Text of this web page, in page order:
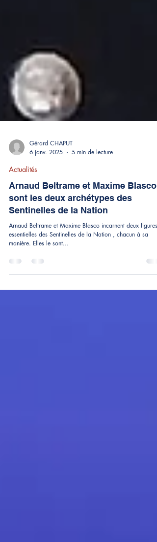
Gérard CHAPUT
6 janv. 2025
Actualités
Arnaud Beltrame et Maxime Blasco
Sentinelles de la Nation
Arnaud Beltrame et Maxime Blasco incarnent deux figures
manière. Elles le sont...